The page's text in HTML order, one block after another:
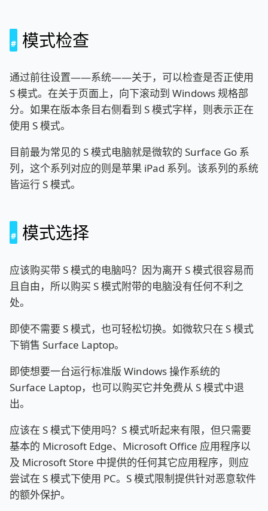
模式检查
通过前往设置——系统——关于，可以检查是否正使用
S 模式。在关于页面上，向下滚动到 Windows 规格部
分。如果在版本条目右侧看到 S 模式字样，则表示正在
使用 S 模式。
目前最为常见的 S 模式电脑就是微软的 Surface Go 系
列，这个系列对应的则是苹果 iPad 系列。该系列的系统
皆运行 S 模式。
模式选择
应该购买带 S 模式的电脑吗？因为离开 S 模式很容易而
且自由，所以购买 S 模式附带的电脑没有任何不利之
处。
即使不需要 S 模式，也可轻松切换。如微软只在 S 模式
下销售 Surface Laptop。
即使想要一台运行标准版 Windows 操作系统的
Surface Laptop，也可以购买它并免费从 S 模式中退
出。
应该在 S 模式下使用吗？S 模式听起来有限，但只需要
基本的 Microsoft Edge、Microsoft Office 应用程序以
及 Microsoft Store 中提供的任何其它应用程序，则应
尝试在 S 模式下使用 PC。S 模式限制提供针对恶意软件
的额外保护。